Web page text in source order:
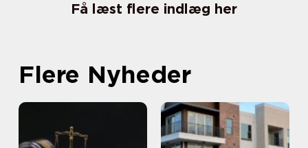
Få læst flere indlæg her
Flere Nyheder